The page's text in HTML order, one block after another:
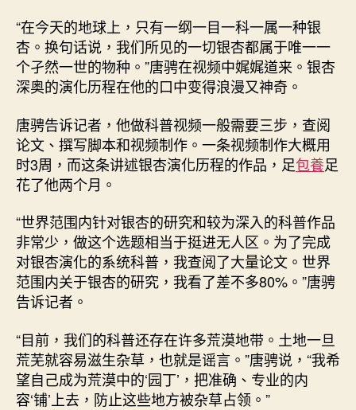
“在今天的地球上，只有一纲一目一科一属一种银
杏。换句话说，我们所见的一切银杏都属于唯一一
个孑然一世的物种。”唐骋在视频中娓娓道来。银杏
深奥的演化历程在他的口中变得浪漫又神奇。
唐骋告诉记者，他做科普视频一般需要三步，查阅
论文、撰写脚本和视频制作。一条视频制作大概用
时3周，而这条讲述银杏演化历程的作品，足包養足
花了他两个月。
“世界范围内针对银杏的研究和较为深入的科普作品
非常少，做这个选题相当于挺进无人区。为了完成
对银杏演化的系统科普，我查阅了大量论文。世界
范围内关于银杏的研究，我看了差不多80%。”唐骋
告诉记者。
“目前，我们的科普还存在许多荒漠地带。土地一旦
荒芜就容易滋生杂草，也就是谣言。”唐骋说，“我希
望自己成为荒漠中的‘园丁’，把准确、专业的内
容‘铺’上去，防止这些地方被杂草占领。”